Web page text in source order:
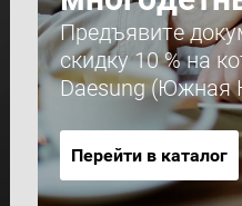
Предъявите
скидку 10 % на
Daesung (Южная
Перейти в каталог